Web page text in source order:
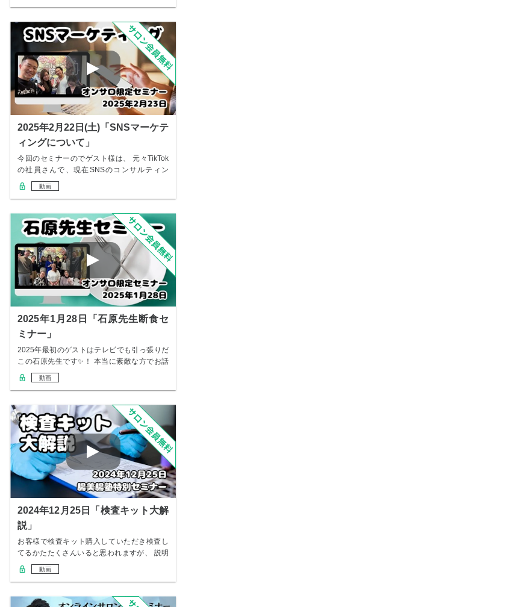
2025年2月22日(土)「SNSマーケテ
ィングについて」
今回のセミナーのでゲスト様は、 元々TikTok
の社員さんで、現在SNSのコンサルティン
グ…
動画
2025年1月28日「石原先生断食セ
ミナー」
2025年最初のゲストはテレビでも引っ張りだ
この石原先生です✨！ 本当に素敵な方でお話
が抜…
動画
2024年12月25日「検査キット大解
説」
お客様で検査キット購入していただき検査し
てるかたたくさんいると思われますが、 説明
が難しい…
動画